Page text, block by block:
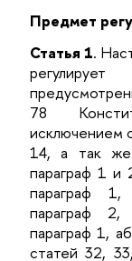
Предмет
Статья 1.
регулирует
78
исключением
14, а так
параграф 1 и
параграф
параграф
параграф 1,
статей 32,